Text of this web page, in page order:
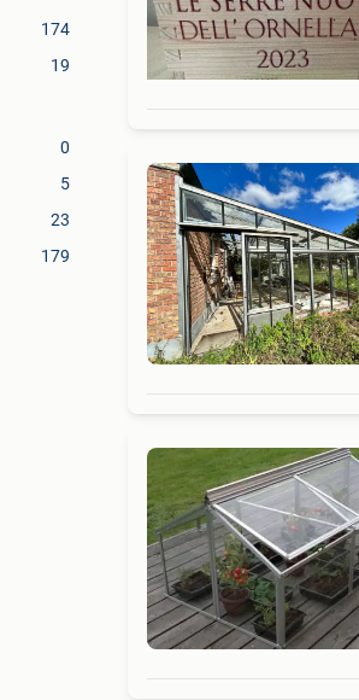
174
19
0
5
23
179